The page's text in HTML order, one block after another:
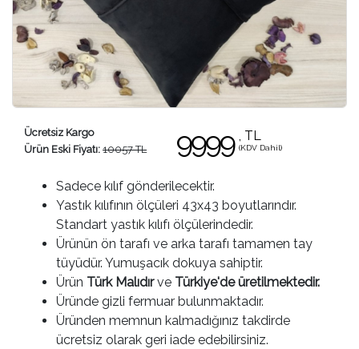
Ücretsiz Kargo
Ürün Eski Fiyatı: 10057 TL 9999 , TL
(KDV Dahil)
Sadece kılıf gönderilecektir.
Yastık kılıfının ölçüleri 43x43 boyutlarındır.
Standart yastık kılıfı ölçülerindedir.
Ürünün ön tarafı ve arka tarafı tamamen tay
tüyüdür. Yumuşacık dokuya sahiptir.
Ürün Türk Malıdırve Türkiye'de üretilmektedir.
Üründe gizli fermuar bulunmaktadır.
Üründen memnun kalmadığınız takdirde
ücretsiz olarak geri iade edebilirsiniz.